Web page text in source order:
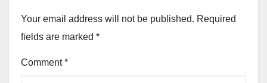
Your email address will not be published. Required
fields are marked *
Comment*